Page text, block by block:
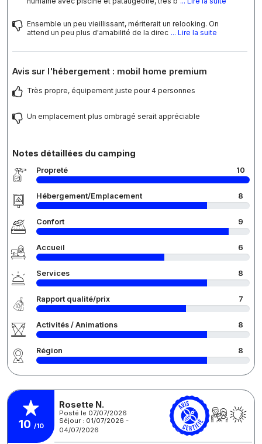
Ensemble un peu vieillissant, mériterait un relooking. On
attend un peu plus d'amabilité de la direc ... Lire la suite
Avis sur l'hébergement : mobil home premium
Très propre, équipement juste pour 4 personnes
Un emplacement plus ombragé serait appréciable
Notes détaillées du camping
Propreté 10
Hébergement/Emplacement 8
Confort 9
Accueil 6
Services 8
Rapport qualité/prix 7
Activités / Animations 8
Région 8
10 /10
Rosette N.
Posté le 07/07/2026
Séjour : 01/07/2026 -
04/07/2026